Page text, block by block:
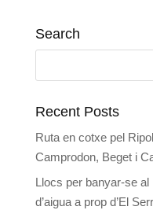
Search
Recent Posts
Ruta en cotxe pel
Camprodon, Beget i
Llocs per banyar-se
d’aigua a prop d’El